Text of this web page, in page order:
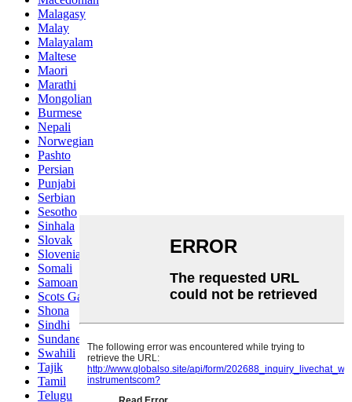
Malagasy
Malay
Malayalam
Maltese
Maori
Marathi
Mongolian
Burmese
Nepali
Norwegian
Pashto
Persian
Punjabi
Serbian
Sesotho
Sinhala
Slovak
Slovenian
Somali
Samoan
Scots Gaelic
Shona
Sindhi
Sundanese
Swahili
Tajik
Tamil
Telugu